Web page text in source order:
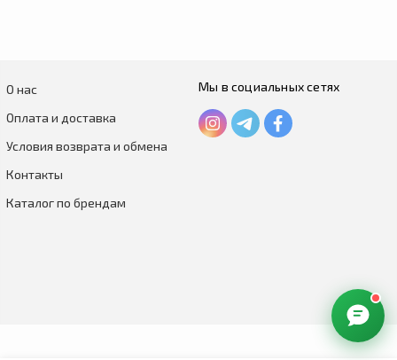
О нас
Оплата и доставка
Условия возврата и обмена
Контакты
Каталог по брендам
Мы в социальных сетях